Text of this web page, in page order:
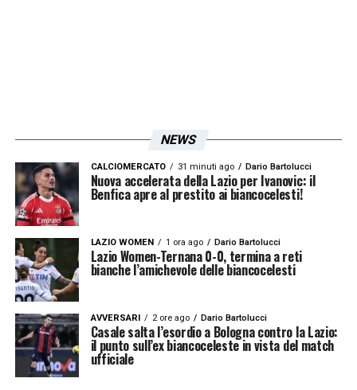
NEWS
CALCIOMERCATO 31 minuti ago Dario Bartolucci
Nuova accelerata della Lazio per Ivanovic: il
Benfica apre al prestito ai biancocelesti!
LAZIO WOMEN 1 ora ago Dario Bartolucci
Lazio Women-Ternana 0-0, termina a reti
bianche l’amichevole delle biancocelesti
AVVERSARI 2 ore ago Dario Bartolucci
Casale salta l’esordio a Bologna contro la Lazio:
il punto sull’ex biancoceleste in vista del match
ufficiale